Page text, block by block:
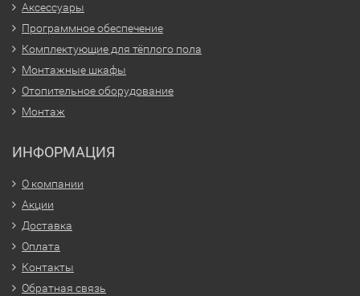
Аксессуары
Программное обеспечение
Комплектующие для тёплого пола
Монтажные шкафы
Отопительное оборудование
Монтаж
ИНФОРМАЦИЯ
О компании
Акции
Доставка
Оплата
Контакты
Обратная связь